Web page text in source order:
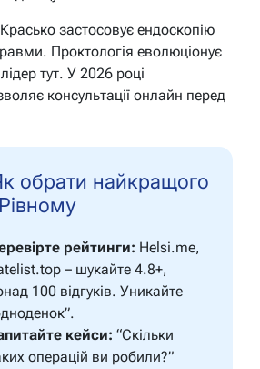
Красько застосовує ендоскопію
Проктологія еволюціонує
тут. У 2026 році
консультації онлайн перед
обрати найкращого
рейтинги: Helsi.me,
– шукайте 4.8+,
100 відгуків. Уникайте
кейси: “Скільки
операцій ви робили?”